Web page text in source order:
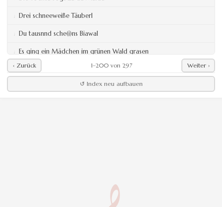
Drei schneeweiße Täuberl
Du tausnnd sche(i)ns Biawal
Es ging ein Mädchen im grünen Wald grasen
Figaro für Bb
Hiaz kimmt die Zeit zan schlafn ge(i)hn
‹ Zurück 1–200 von 297 Weiter ›
↺ Index neu aufbauen